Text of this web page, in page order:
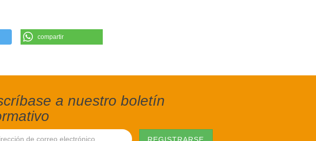
compartir
a nuestro boletín